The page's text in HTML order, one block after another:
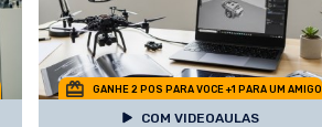
GANHE 2 POS PARA VOCE +1 PARA UM AMIGO
COM VIDEOAULAS